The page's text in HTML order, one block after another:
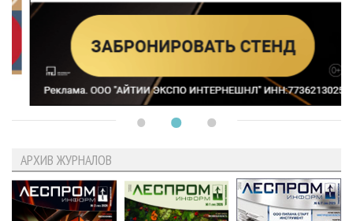
АРХИВ ЖУРНАЛОВ